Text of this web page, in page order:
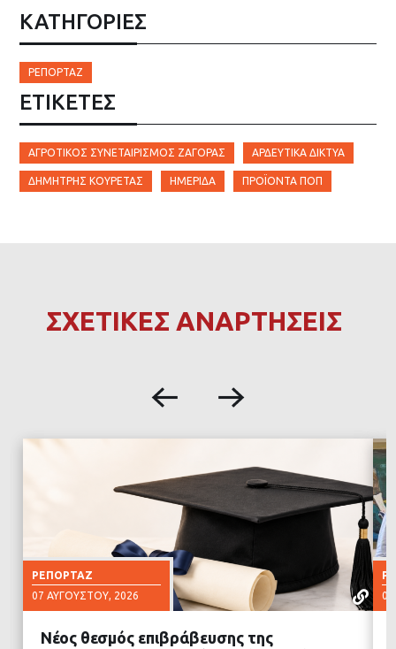
ΚΑΤΗΓΟΡΙΕΣ
ΡΕΠΟΡΤΆΖ
ΕΤΙΚΈΤΕΣ
ΑΓΡΟΤΙΚΌΣ ΣΥΝΕΤΑΙΡΙΣΜΌΣ ΖΑΓΟΡΆΣ ΑΡΔΕΥΤΙΚΆ ΔΊΚΤΥΑ
ΔΗΜΉΤΡΗΣ ΚΟΥΡΈΤΑΣ ΗΜΈΡΊΔΑ ΠΡΟΪΌΝΤΑ ΠΟΠ
ΣΧΕΤΙΚΕΣ ΑΝΑΡΤΗΣΕΙΣ
ΡΕΠΟΡΤΆΖ
07 ΑΥΓΟΎΣΤΟΥ, 2026
Νέος θεσμός επιβράβευσης της